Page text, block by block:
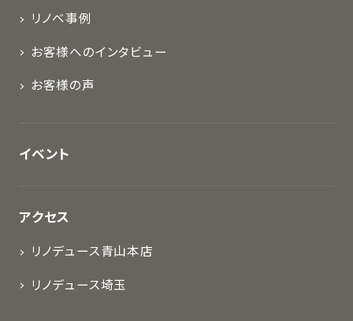
リノベ事例
お客様へのインタビュー
お客様の声
イベント
アクセス
リノデュース青山本店
リノデュース埼玉